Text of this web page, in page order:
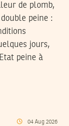
de plomb,
peine :
jours,
peine à
04 Aug 2026